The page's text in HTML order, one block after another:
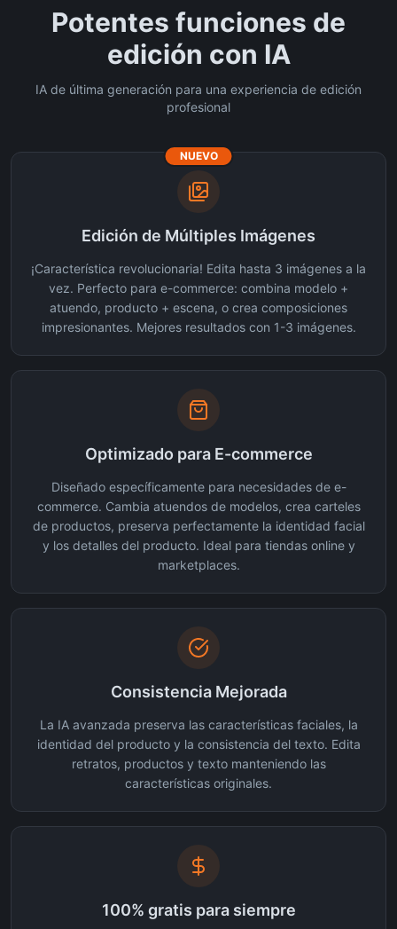
Potentes funciones de
edición con IA
IA de última generación para una experiencia de edición
profesional
NUEVO
Edición de Múltiples Imágenes
¡Característica revolucionaria! Edita hasta 3 imágenes a la
vez. Perfecto para e-commerce: combina modelo +
atuendo, producto + escena, o crea composiciones
impresionantes. Mejores resultados con 1-3 imágenes.
Optimizado para E-commerce
Diseñado específicamente para necesidades de e-
commerce. Cambia atuendos de modelos, crea carteles
de productos, preserva perfectamente la identidad facial
y los detalles del producto. Ideal para tiendas online y
marketplaces.
Consistencia Mejorada
La IA avanzada preserva las características faciales, la
identidad del producto y la consistencia del texto. Edita
retratos, productos y texto manteniendo las
características originales.
100% gratis para siempre